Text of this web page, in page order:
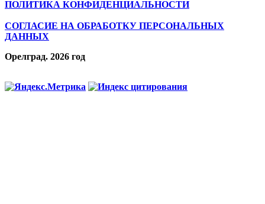
ПОЛИТИКА КОНФИДЕНЦИАЛЬНОСТИ
СОГЛАСИЕ НА ОБРАБОТКУ ПЕРСОНАЛЬНЫХ
ДАННЫХ
Орелград. 2026 год